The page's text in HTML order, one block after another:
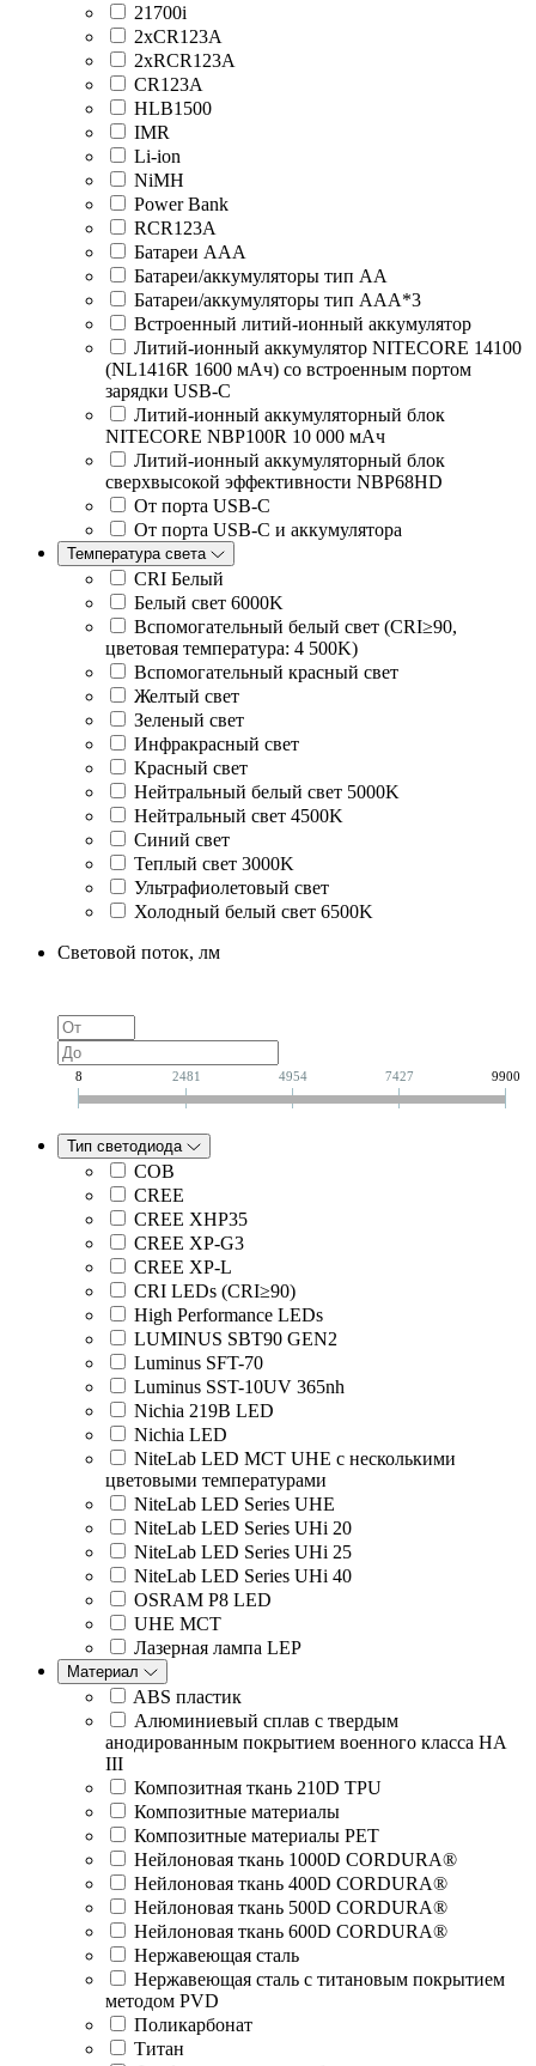
21700i
2xCR123A
2xRCR123A
CR123A
HLB1500
IMR
Li-ion
NiMH
Power Bank
RCR123A
Батареи ААА
Батареи/аккумуляторы тип AA
Батареи/аккумуляторы тип AAA*3
Встроенный литий-ионный аккумулятор
Литий-ионный аккумулятор NITECORE 14100
(NL1416R 1600 мАч) со встроенным портом
зарядки USB-C
Литий-ионный аккумуляторный блок
NITECORE NBP100R 10 000 мАч
Литий-ионный аккумуляторный блок
сверхвысокой эффективности NBP68HD
От порта USB-C
От порта USB-C и аккумулятора
Температура света
CRI Белый
Белый свет 6000K
Вспомогательный белый свет (CRI≥90,
цветовая температура: 4 500K)
Вспомогательный красный свет
Желтый свет
Зеленый свет
Инфракрасный свет
Красный свет
Нейтральный белый свет 5000K
Нейтральный свет 4500K
Синий свет
Теплый свет 3000K
Ультрафиолетовый свет
Холодный белый свет 6500K
Световой поток, лм
8 2481 4954 7427 9900
Тип светодиода
COB
CREE
CREE XHP35
CREE XP-G3
CREE XP-L
CRI LEDs (CRI≥90)
High Performance LEDs
LUMINUS SBT90 GEN2
Luminus SFT-70
Luminus SST-10UV 365nh
Nichia 219B LED
Nichia LED
NiteLab LED MCT UHE с несколькими
цветовыми температурами
NiteLab LED Series UHE
NiteLab LED Series UHi 20
NiteLab LED Series UHi 25
NiteLab LED Series UHi 40
OSRAM P8 LED
UHE MCT
Лазерная лампа LEP
Материал
ABS пластик
Алюминиевый сплав с твердым
анодированным покрытием военного класса HA
III
Композитная ткань 210D TPU
Композитные материалы
Композитные материалы PET
Нейлоновая ткань 1000D CORDURA®
Нейлоновая ткань 400D CORDURA®
Нейлоновая ткань 500D CORDURA®
Нейлоновая ткань 600D CORDURA®
Нержавеющая сталь
Нержавеющая сталь с титановым покрытием
методом PVD
Поликарбонат
Титан